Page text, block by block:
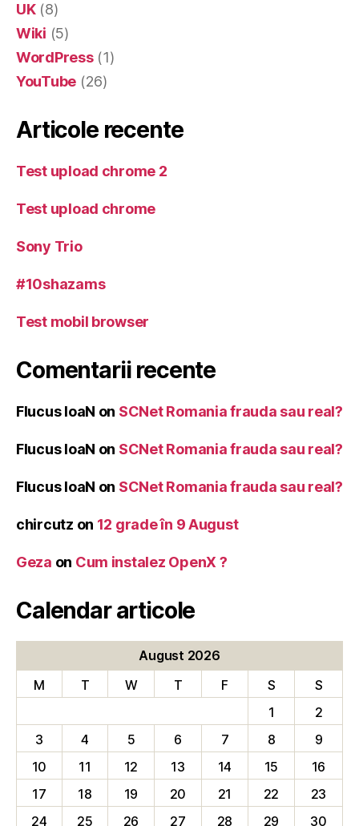
UK(8)
Wiki (5)
WordPress(1)
YouTube (26)
Articole recente
Test upload chrome 2
Test upload chrome
Sony Trio
#10shazams
Test mobil browser
Comentarii recente
Flucus IoaN on SCNet Romania frauda sau real?
Flucus IoaN on SCNet Romania frauda sau real?
Flucus IoaN on SCNet Romania frauda sau real?
chircutz on 12 grade în 9 August
Geza on Cum instalez OpenX ?
Calendar articole
August 2026
M
T W T F S
S
1
2
3
4 5 6 7 8
9
10
11 12 13 14 15
16
17
18 19 20 21 22
23
24
25 26 27 28 29 30